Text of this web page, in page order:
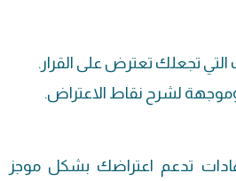
تجعلك تعترض على القرار.
لشرح نقاط الاعتراض.
تدعم اعتراضك بشكل موجز